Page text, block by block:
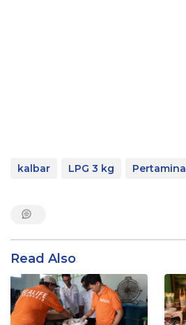
kalbar LPG 3 kg Pertamina
Read Also